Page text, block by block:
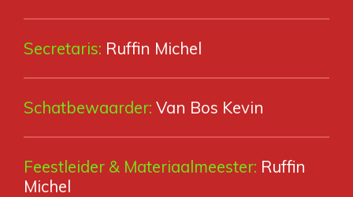
Secretaris: Ruffin Michel
Schatbewaarder: Van Bos Kevin
Feestleider & Materiaalmeester: Ruffin
Michel